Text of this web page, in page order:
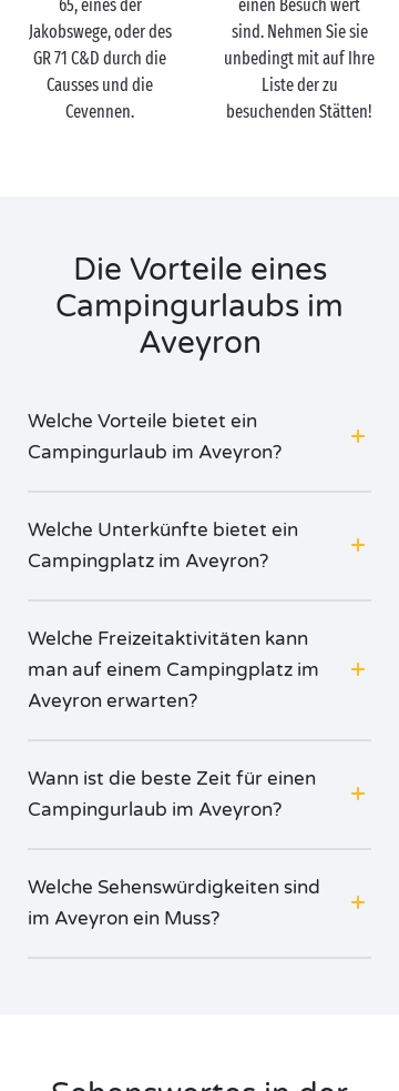
Outdoor-Aktivisten glücklich machen. Hier erstreckt
sich Ihr Spielfeld nämlich über nicht weniger als
330.000 Hektar! Auf dem Programm stehen kleine
Touren auf der Straße der Mühlen, Klettern oder eine
Fahrt mit demKanu
die Tarn-Schluchten hinab. Los
65, eines der
Jakobswege, oder des
GR 71 C&D durch die
Causses und die
Cevennen.
einen Besuch wert
sind. Nehmen Sie sie
unbedingt mit auf Ihre
Liste der zu
besuchenden Stätten!
Die Vorteile eines
Campingurlaubs im
Aveyron
Welche Vorteile bietet ein
Campingurlaub im Aveyron?
Welche Unterkünfte bietet ein
Campingplatz im Aveyron?
Welche Freizeitaktivitäten kann
man auf einem Campingplatz im
Aveyron erwarten?
Wann ist die beste Zeit für einen
Campingurlaub im Aveyron?
Welche Sehenswürdigkeiten sind
im Aveyron ein Muss?